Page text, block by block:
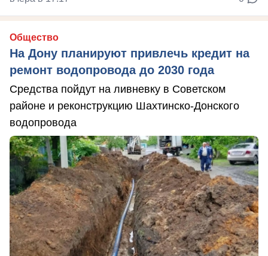
Общество
На Дону планируют привлечь кредит на
ремонт водопровода до 2030 года
Средства пойдут на ливневку в Советском
районе и реконструкцию Шахтинско-Донского
водопровода